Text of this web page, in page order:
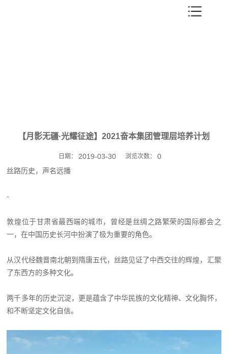
【月影无疆·光耀征途】2021奋本集团管理层培养计划
日期： 2019-03-30 浏览次数：
0
丝路历史，声名远播
-
敦煌位于甘肃省最西端的城市，曾经是丝绸之路繁荣的国际都会之
一，在中国历史长河中扮演了极为重要的角色。
从汉代经魏晋南北朝到隋唐五代，丝路见证了中西交往的辉煌，汇聚
了东西方的多种文化。
两千多年的历史沉淀，更是蕴含了中华民族的文化精神、文化胸怀，
和不断坚定文化自信。